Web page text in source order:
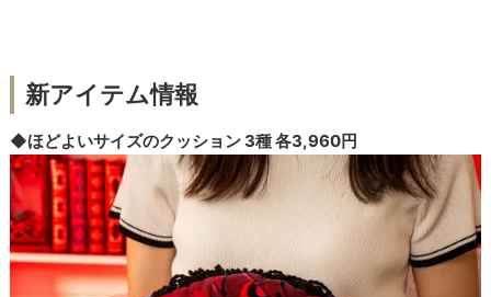
新アイテム情報
◆ほどよいサイズのクッション 3種 各3,960円